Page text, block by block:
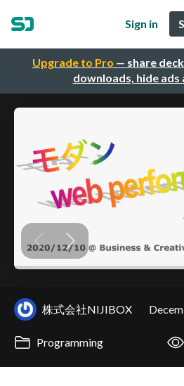
Upgrade to Pro — share
downloads, hide ads
Sign in
株式会社NIJIBOX
Programming